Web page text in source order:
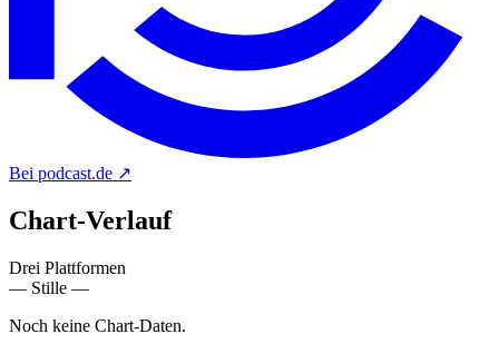
Bei podcast.de ↗
Chart-Verlauf
Drei Plattformen
— Stille —
Noch keine Chart-Daten.